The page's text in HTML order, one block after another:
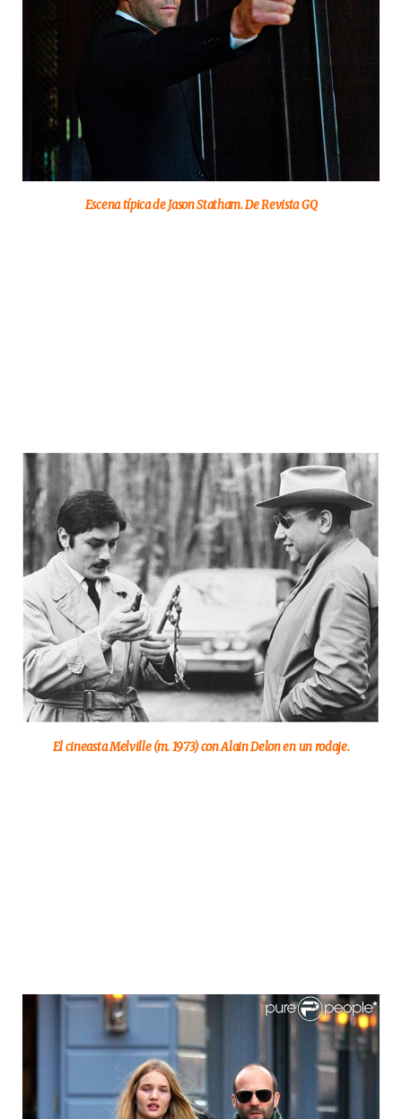
Escena típica de Jason Statham. De Revista GQ
El cineasta Melville (m. 1973) con Alain Delon en un rodaje.